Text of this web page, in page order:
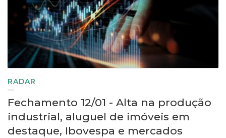
RADAR
Fechamento 12/01 - Alta na produção
industrial, aluguel de imóveis em
destaque, Ibovespa e mercados